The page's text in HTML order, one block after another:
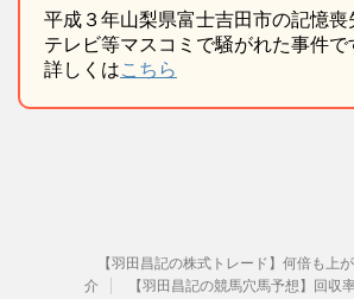
平成３年山梨県富士吉田市の記憶
テレビ等マスコミで騒がれた事件で
詳しくはこちら
【羽田昌記の株式トレード】何倍も上
介
【羽田昌記の競馬穴馬予想】回収